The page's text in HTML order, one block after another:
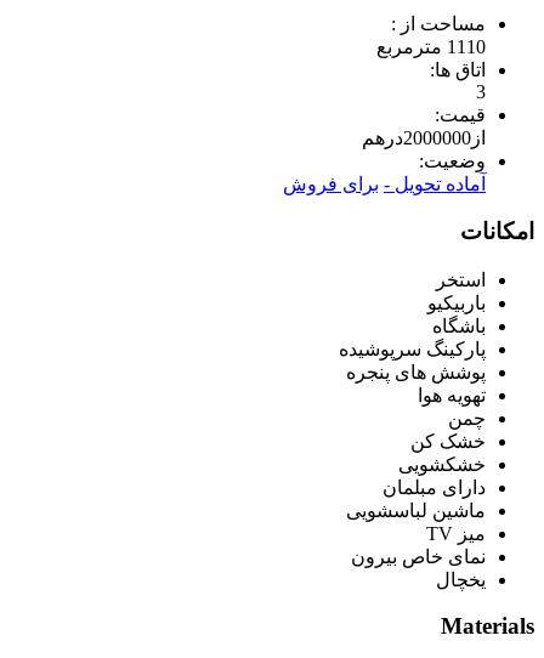
مساحت از :
1110 مترمربع
اتاق ها:
3
قیمت:
از 2000000درهم
وضعیت:
آماده تحویل - برای فروش
امکانات
استخر
باربیکیو
باشگاه
پارکینگ سرپوشیده
پوشش های پنجره
تهویه هوا
چمن
خشک کن
خشکشویی
دارای مبلمان
ماشین لباسشویی
میز TV
نمای خاص بیرون
یخچال
Materials